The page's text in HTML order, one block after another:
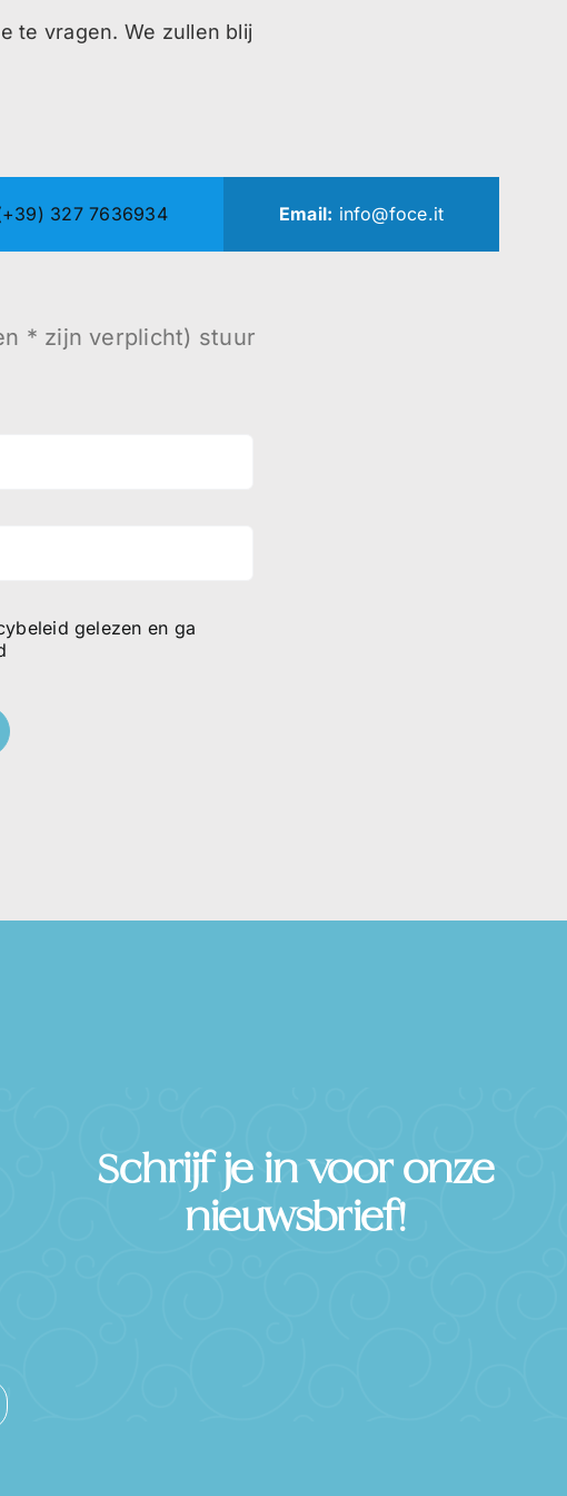
te vragen. We zullen blij
327 7636934 Email: info@foce.it
* zijn verplicht) stuur
gelezen en ga
Schrijf je in voor onze
nieuwsbrief!